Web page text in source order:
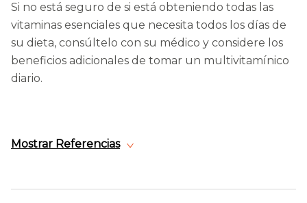
Si no está seguro de si está obteniendo todas las
vitaminas esenciales que necesita todos los días de
su dieta, consúltelo con su médico y considere los
beneficios adicionales de tomar un multivitamínico
diario.
Mostrar Referencias